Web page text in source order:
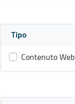
Tipo
Contenuto Web